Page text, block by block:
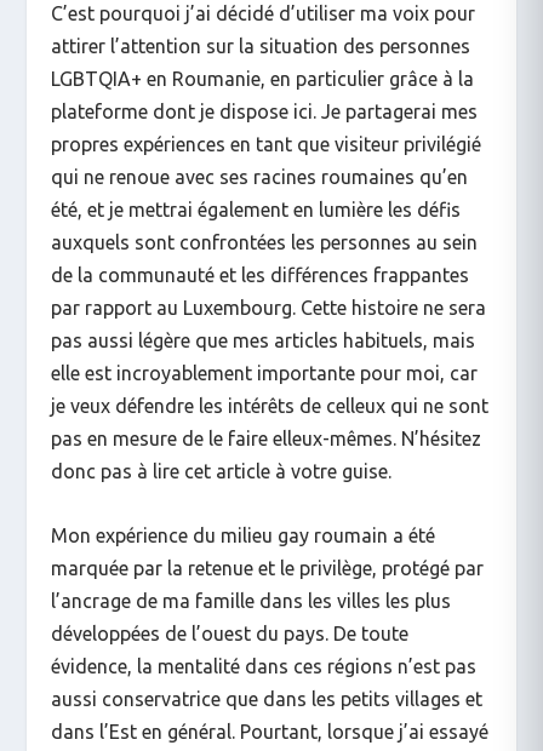
C’est pourquoi j’ai décidé d’utiliser ma voix pour
attirer l’attention sur la situation des personnes
LGBTQIA+ en Roumanie, en particulier grâce à la
plateforme dont je dispose ici. Je partagerai mes
propres expériences en tant que visiteur privilégié
qui ne renoue avec ses racines roumaines qu’en
été, et je mettrai également en lumière les défis
auxquels sont confrontées les personnes au sein
de la communauté et les différences frappantes
par rapport au Luxembourg. Cette histoire ne sera
pas aussi légère que mes articles habituels, mais
elle est incroyablement importante pour moi, car
je veux défendre les intérêts de celleux qui ne sont
pas en mesure de le faire elleux-mêmes. N’hésitez
donc pas à lire cet article à votre guise.
Mon expérience du milieu gay roumain a été
marquée par la retenue et le privilège, protégé par
l’ancrage de ma famille dans les villes les plus
développées de l’ouest du pays. De toute
évidence, la mentalité dans ces régions n’est pas
aussi conservatrice que dans les petits villages et
dans l’Est en général. Pourtant, lorsque j’ai essayé